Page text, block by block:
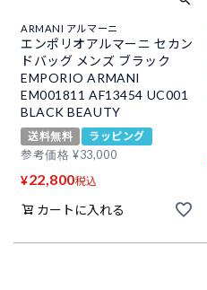
ARMANI アルマーニ
エンポリオアルマーニ セカン
ドバッグ メンズ ブラック
EMPORIO ARMANI
EM001811 AF13454 UC001
BLACK BEAUTY
送料無料
ラッピング
参考価格 ¥33,000
¥22,800税込
カートに入れる